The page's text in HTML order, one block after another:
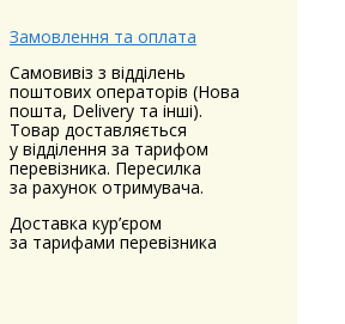
Замовлення та оплата
Самовивіз з відділень
поштових операторів (Нова
пошта, Delivery та інші).
Товар доставляється
у відділення за тарифом
перевізника. Пересилка
за рахунок отримувача.
Доставка кур’єром
за тарифами перевізника